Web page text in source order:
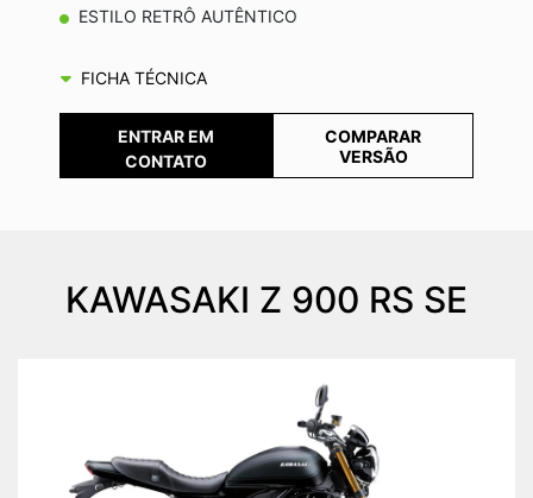
ESTILO RETRÔ AUTÊNTICO
FICHA TÉCNICA
ENTRAR EM
CONTATO
COMPARAR
VERSÃO
KAWASAKI Z 900 RS SE